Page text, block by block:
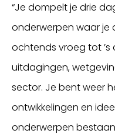
“Je dompelt je drie
onderwerpen waar je
ochtends vroeg tot
uitdagingen,
sector. Je bent weer
ontwikkelingen en
onderwerpen